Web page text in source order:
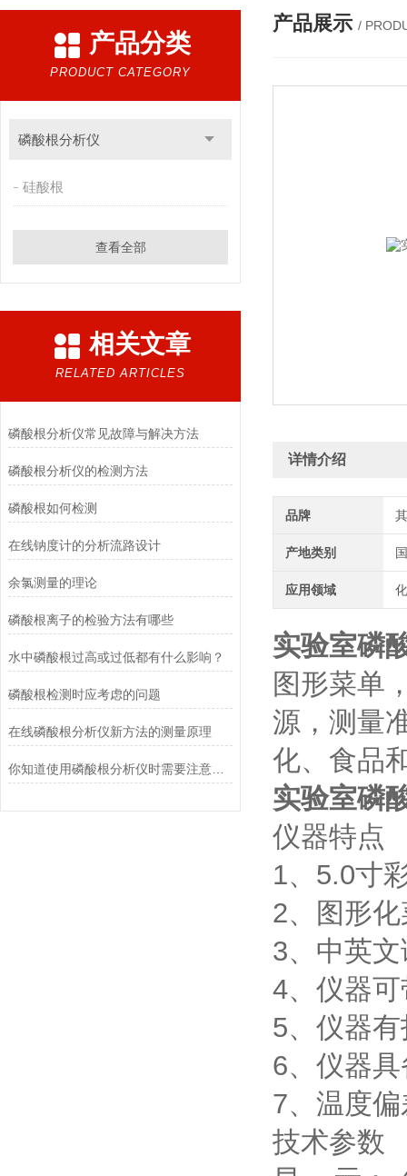
产品分类
PRODUCT CATEGORY
磷酸根分析仪
硅酸根
查看全部
相关文章
RELATED ARTICLES
磷酸根分析仪常见故障与解决方法
磷酸根分析仪的检测方法
磷酸根如何检测
在线钠度计的分析流路设计
余氯测量的理论
磷酸根离子的检验方法有哪些
水中磷酸根过高或过低都有什么影响？
磷酸根检测时应考虑的问题
在线磷酸根分析仪新方法的测量原理
你知道使用磷酸根分析仪时需要注意什么吗？
产品展示 /
详情介绍
品牌
产地类别
应用领域
实验室磷
图形菜单
源，测量
化、食品
实验室磷
仪器特点
1、5.0寸
2、图形
3、中英
4、仪器
5、仪器
6、仪器
7、温度
技术参数